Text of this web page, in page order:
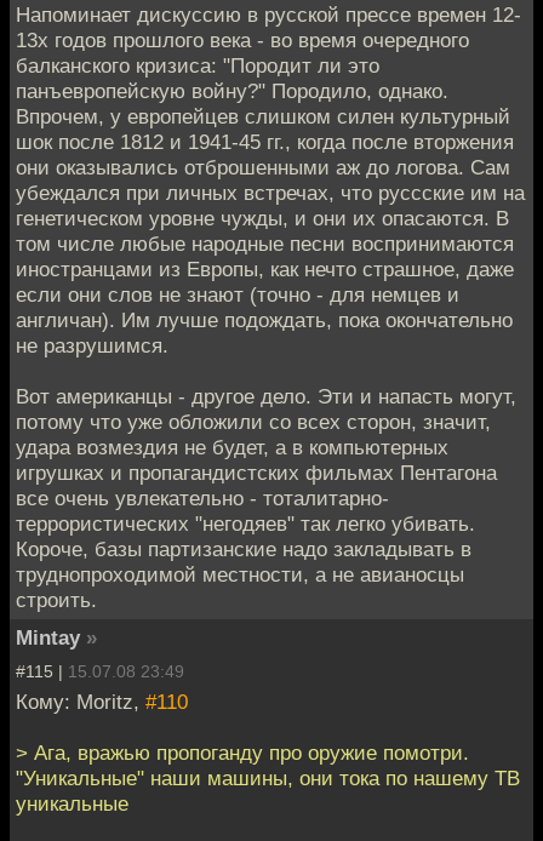
Напоминает дискуссию в русской прессе времен 12-
13х годов прошлого века - во время очередного
балканского кризиса: "Породит ли это
панъевропейскую войну?" Породило, однако.
Впрочем, у европейцев слишком силен культурный
шок после 1812 и 1941-45 гг., когда после вторжения
они оказывались отброшенными аж до логова. Сам
убеждался при личных встречах, что руссские им на
генетическом уровне чужды, и они их опасаются. В
том числе любые народные песни воспринимаются
иностранцами из Европы, как нечто страшное, даже
если они слов не знают (точно - для немцев и
англичан). Им лучше подождать, пока окончательно
не разрушимся.
Вот американцы - другое дело. Эти и напасть могут,
потому что уже обложили со всех сторон, значит,
удара возмездия не будет, а в компьютерных
игрушках и пропагандистских фильмах Пентагона
все очень увлекательно - тоталитарно-
террористических "негодяев" так легко убивать.
Короче, базы партизанские надо закладывать в
труднопроходимой местности, а не авианосцы
строить.
Mintay »
#115 | 15.07.08 23:49
Кому: Moritz, #110
> Ага, вражью пропоганду про оружие помотри.
"Уникальные" наши машины, они тока по нашему ТВ
уникальные